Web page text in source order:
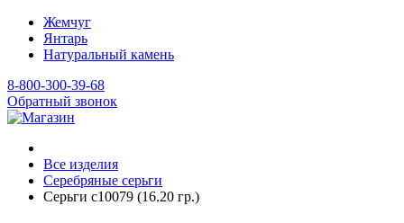
Жемчуг
Янтарь
Натуральный камень
8-800-300-39-68
Обратный звонок
Все изделия
Серебряные серьги
Серьги с10079 (16.20 гр.)